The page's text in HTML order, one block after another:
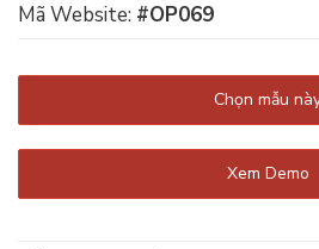
Mã Website: #OP069
Chọn mẫu
Xem Demo